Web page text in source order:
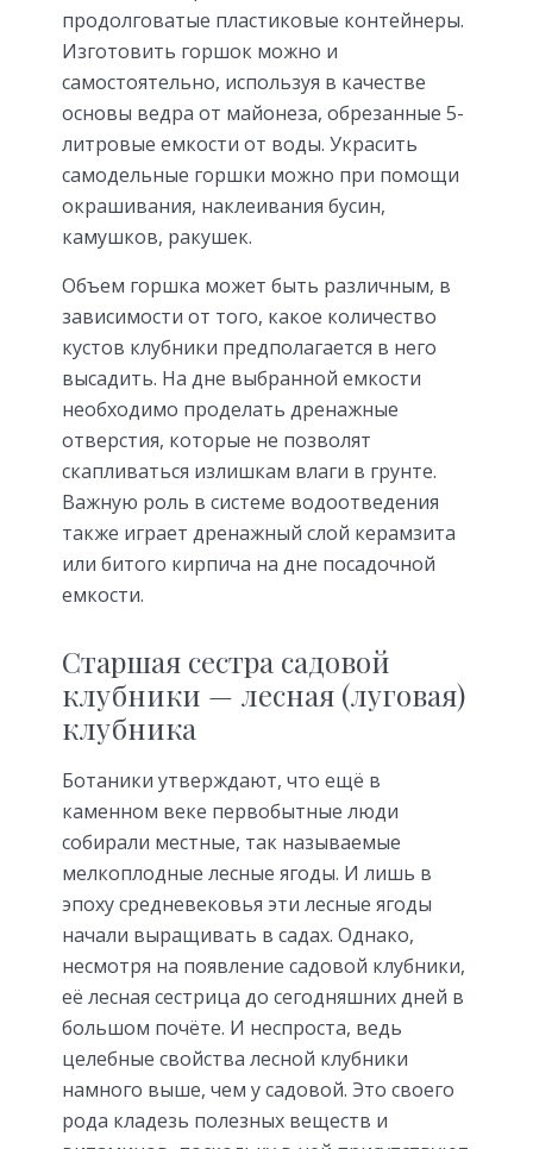
продолговатые пластиковые контейнеры.
Изготовить горшок можно и
самостоятельно, используя в качестве
основы ведра от майонеза, обрезанные 5-
литровые емкости от воды. Украсить
самодельные горшки можно при помощи
окрашивания, наклеивания бусин,
камушков, ракушек.
Объем горшка может быть различным, в
зависимости от того, какое количество
кустов клубники предполагается в него
высадить. На дне выбранной емкости
необходимо проделать дренажные
отверстия, которые не позволят
скапливаться излишкам влаги в грунте.
Важную роль в системе водоотведения
также играет дренажный слой керамзита
или битого кирпича на дне посадочной
емкости.
Старшая сестра садовой
клубники — лесная (луговая)
клубника
Ботаники утверждают, что ещё в
каменном веке первобытные люди
собирали местные, так называемые
мелкоплодные лесные ягоды. И лишь в
эпоху средневековья эти лесные ягоды
начали выращивать в садах. Однако,
несмотря на появление садовой клубники,
её лесная сестрица до сегодняшних дней в
большом почёте. И неспроста, ведь
целебные свойства лесной клубники
намного выше, чем у садовой. Это своего
рода кладезь полезных веществ и